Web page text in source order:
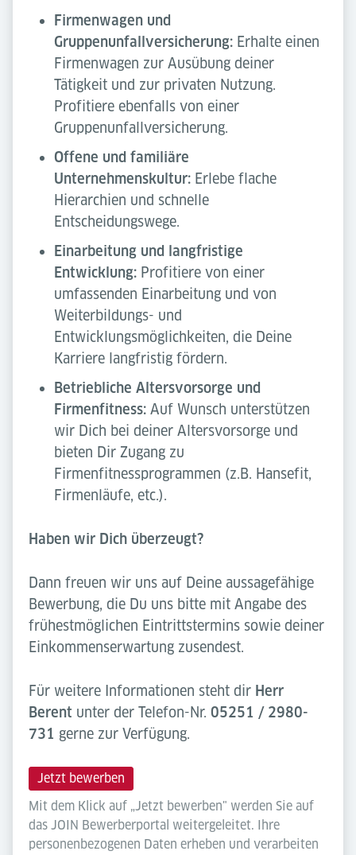
Firmenwagen und
Gruppenunfallversicherung: Erhalte einen
Firmenwagen zur Ausübung deiner
Tätigkeit und zur privaten Nutzung.
Profitiere ebenfalls von einer
Gruppenunfallversicherung.
Offene und familiäre
Unternehmenskultur: Erlebe flache
Hierarchien und schnelle
Entscheidungswege.
Einarbeitung und langfristige
Entwicklung: Profitiere von einer
umfassenden Einarbeitung und von
Weiterbildungs- und
Entwicklungsmöglichkeiten, die Deine
Karriere langfristig fördern.
Betriebliche Altersvorsorge und
Firmenfitness: Auf Wunsch unterstützen
wir Dich bei deiner Altersvorsorge und
bieten Dir Zugang zu
Firmenfitnessprogrammen (z.B. Hansefit,
Firmenläufe, etc.).
Haben wir Dich überzeugt?
Dann freuen wir uns auf Deine aussagefähige
Bewerbung, die Du uns bitte mit Angabe des
frühestmöglichen Eintrittstermins sowie deiner
Einkommenserwartung zusendest.
Für weitere Informationen steht dir Herr
Berent unter der Telefon-Nr. 05251 / 2980-
731 gerne zur Verfügung.
Jetzt bewerben
Mit dem Klick auf „Jetzt bewerben" werden Sie auf
das JOIN Bewerberportal weitergeleitet. Ihre
personenbezogenen Daten erheben und verarbeiten